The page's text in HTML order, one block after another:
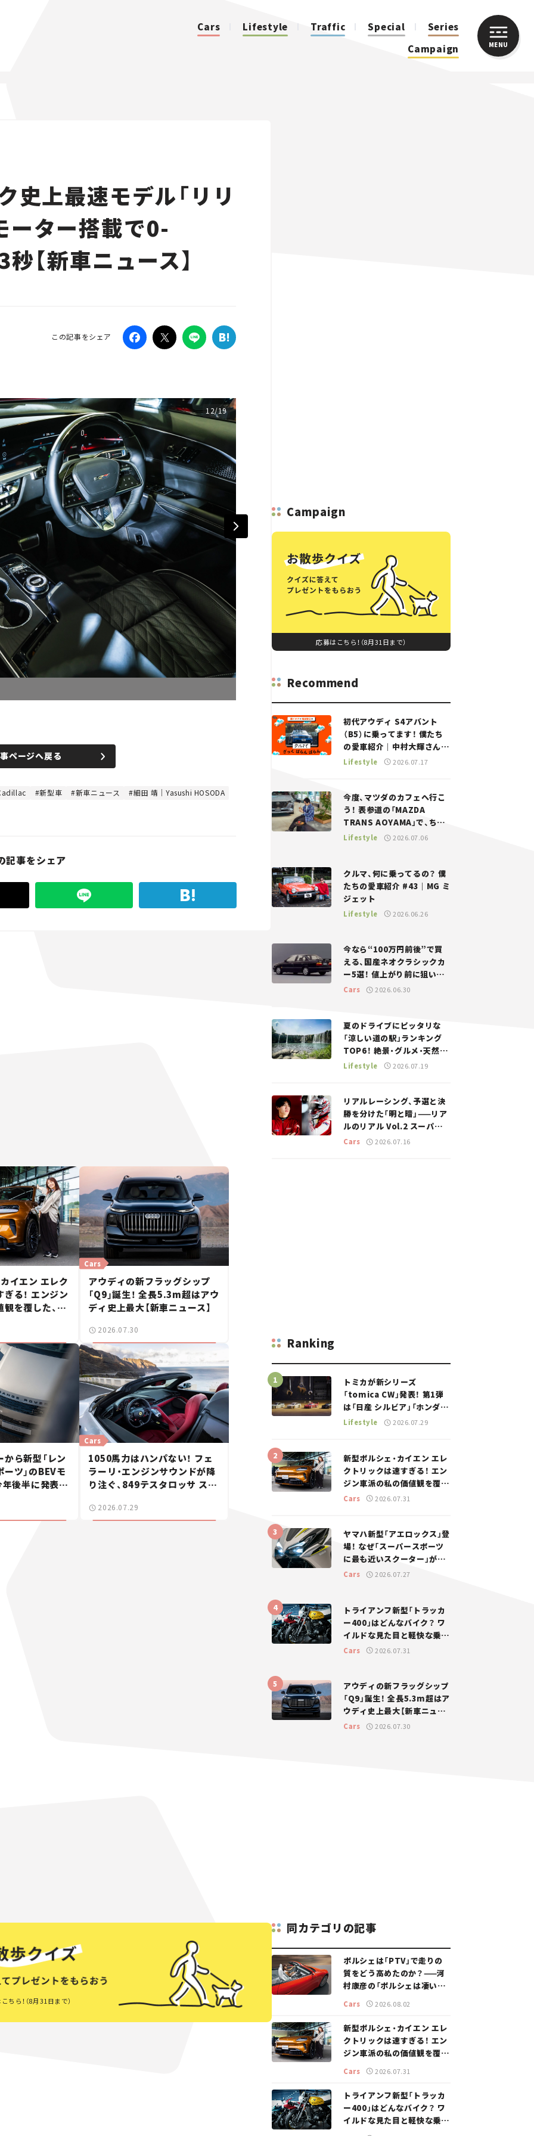
Cars Lifestyle Traffic Special
Series
Campaign
MENU
史上最速モデル「リリ
ーター搭載で0-
【新車ニュース】
この記事をシェア
12/19
ページへ戻る
新型車 新車ニュース 細田 靖｜Yasushi HOSODA
記事をシェア
イエン エレク
る！ エンジン
を覆した、新
Cars
アウディの新フラッグシップ
「Q9」誕生！ 全長5.3m超はアウ
ディ史上最大【新車ニュース】
2026.07.30
ら新型「レン
ツ」のBEVモ
年後半に発表へ
Cars
1050馬力はハンパない！ フェ
ラーリ・エンジンサウンドが降
り注ぐ、849テスタロッサ スパ
2026.07.29
ちら！（8月31日まで）
Campaign
応募はこちら！（8月31日まで）
Recommend
初代アウディ S4アバント
（B5）に乗ってます！ 僕たち
の愛車紹介｜中村大輝さん
——瀬イオナと嶋田智之の
Lifestyle 2026.07.17
今度、マツダのカフェへ行こ
う！ 表参道の「MAZDA
TRANS AOYAMA」で、ちょ
っとひと息。——連載｜CCG
Lifestyle 2026.07.06
クルマ、何に乗ってるの？ 僕
たちの愛車紹介 #43｜MG ミ
ジェット
Lifestyle 2026.06.26
今なら“100万円前後”で買
える、国産ネオクラシックカ
ー5選！ 値上がり前に狙いた
い、中古車探しをお手伝い――ち
Cars 2026.06.30
夏のドライブにピッタリな
「涼しい道の駅」ランキング
TOP6！ 絶景・グルメ・天然ク
ーラーなど、避暑におすすめ
Lifestyle 2026.07.19
リアルレーシング、予選と決
勝を分けた「明と暗」——リア
ルのリアル Vol.2 スーパー
GT 2026開幕戦 岡山国際サ
Cars 2026.07.16
Ranking
トミカが新シリーズ
「tomica CW」発表！ 第1弾
は「日産 シルビア」「ホンダ
NSX」が登場。世界が注目す
Lifestyle 2026.07.29
新型ポルシェ・カイエン エレ
クトリックは速すぎる！ エン
ジン車派の私の価値観を覆し
た、新しいポルシェの走り。
Cars 2026.07.31
ヤマハ新型「アエロックス」登
場！ なぜ「スーパースポーツ
に最も近いスクーター」がコ
ンセプトなのか？【新車ニュ
Cars 2026.07.27
トライアンフ新型「トラッカ
ー400」はどんなバイク？ ワ
イルドな見た目と軽快な乗り
味を両立した400ccフラット
Cars 2026.07.31
アウディの新フラッグシップ
「Q9」誕生！ 全長5.3m超はア
ウディ史上最大【新車ニュー
ス】
Cars 2026.07.30
同カテゴリの記事
ポルシェは「PTV」で走りの
質をどう高めたのか？——河
村康彦の「ポルシェは凄い！」
Cars 2026.08.02
新型ポルシェ・カイエン エレ
クトリックは速すぎる！ エン
ジン車派の私の価値観を覆し
た、新しいポルシェの走り。
Cars 2026.07.31
トライアンフ新型「トラッカ
ー400」はどんなバイク？ ワ
イルドな見た目と軽快な乗り
味を両立した400ccフラット
CLOSE
Traffic